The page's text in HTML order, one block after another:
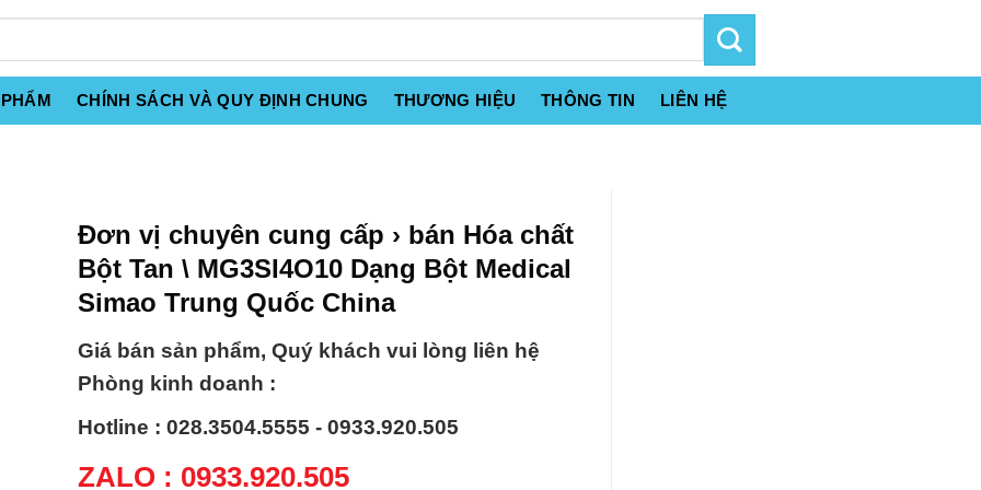
CHÍNH SÁCH VÀ QUY ĐỊNH CHUNG THƯƠNG HIỆU THÔNG TIN LIÊN HỆ
Đơn vị chuyên cung cấp › bán Hóa chất
Bột Tan \ MG3SI4O10 Dạng Bột Medical
Simao Trung Quốc China
Giá bán sản phẩm, Quý khách vui lòng liên hệ
Phòng kinh doanh :
Hotline : 028.3504.5555 - 0933.920.505
ZALO : 0933.920.505